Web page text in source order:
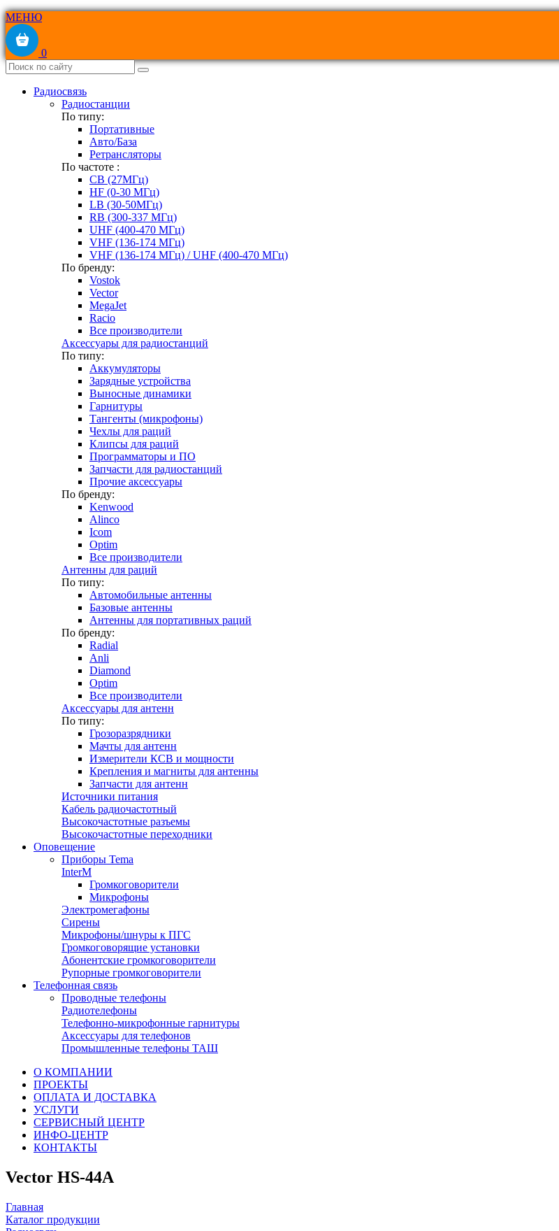
МЕНЮ
0
Радиосвязь
Радиостанции
По типу:
Портативные
Авто/База
Ретрансляторы
По частоте :
CB (27МГц)
HF (0-30 МГц)
LB (30-50МГц)
RB (300-337 МГц)
UHF (400-470 МГц)
VHF (136-174 МГц)
VHF (136-174 МГц) / UHF (400-470 МГц)
По бренду:
Vostok
Vector
MegaJet
Racio
Все производители
Аксессуары для радиостанций
По типу:
Аккумуляторы
Зарядные устройства
Выносные динамики
Гарнитуры
Тангенты (микрофоны)
Чехлы для раций
Клипсы для раций
Программаторы и ПО
Запчасти для радиостанций
Прочие аксессуары
По бренду:
Kenwood
Alinco
Icom
Optim
Все производители
Антенны для раций
По типу:
Автомобильные антенны
Базовые антенны
Антенны для портативных раций
По бренду:
Radial
Anli
Diamond
Optim
Все производители
Аксессуары для антенн
По типу:
Грозоразрядники
Мачты для антенн
Измерители КСВ и мощности
Крепления и магниты для антенны
Запчасти для антенн
Источники питания
Кабель радиочастотный
Высокочастотные разъемы
Высокочастотные переходники
Оповещение
Приборы Tema
InterM
Громкоговорители
Микрофоны
Электромегафоны
Сирены
Микрофоны/шнуры к ПГС
Громкоговорящие установки
Абонентские громкоговорители
Рупорные громкоговорители
Телефонная связь
Проводные телефоны
Радиотелефоны
Телефонно-микрофонные гарнитуры
Аксессуары для телефонов
Промышленные телефоны ТАШ
О КОМПАНИИ
ПРОЕКТЫ
ОПЛАТА И ДОСТАВКА
УСЛУГИ
СЕРВИСНЫЙ ЦЕНТР
ИНФО-ЦЕНТР
КОНТАКТЫ
Vector HS-44A
Главная
Каталог продукции